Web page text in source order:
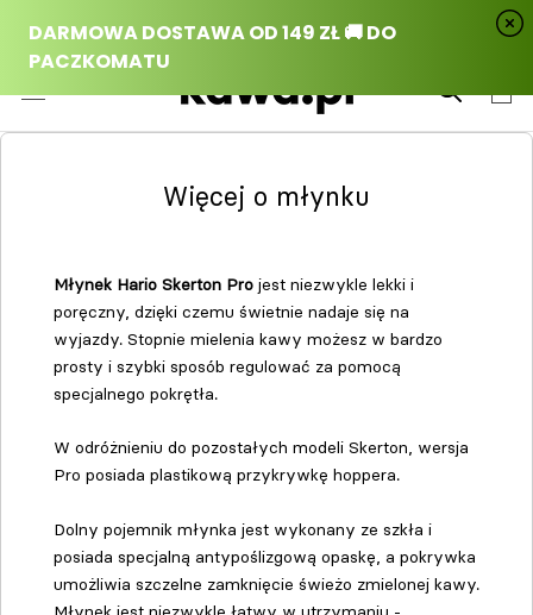
Przejdź
do
Więcej o młynku
Młynek Hario Skerton Pro jest niezwykle lekki i
poręczny, dzięki czemu świetnie nadaje się na
wyjazdy. Stopnie mielenia kawy możesz w bardzo
prosty i szybki sposób regulować za pomocą
specjalnego pokrętła.
W odróżnieniu do pozostałych modeli Skerton, wersja
Pro posiada plastikową przykrywkę hoppera.
Dolny pojemnik młynka jest wykonany ze szkła i
posiada specjalną antypoślizgową opaskę, a pokrywka
umożliwia szczelne zamknięcie świeżo zmielonej kawy.